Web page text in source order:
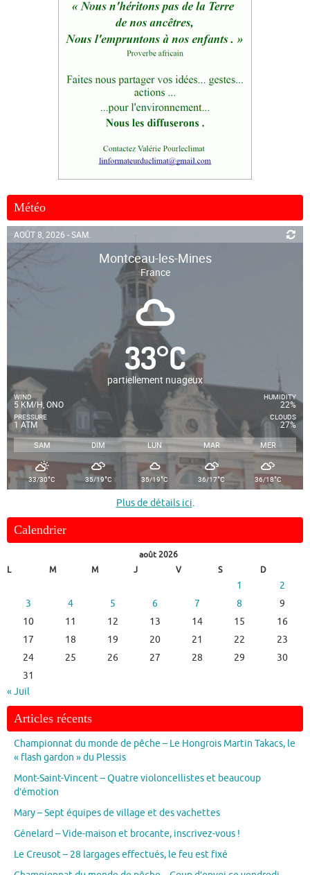
Météo
AOÛT 8, 2026 - SAM.
Montceau-les-Mines
France
33°C
partiellement nuageux
WIND
5 KM/H, ONO
PRESSURE
1 ATM
HUMIDITY
22%
CLOUDS
27%
SAM DIM LUN MAR MER
33/30°C 35/19°C 35/19°C 36/17°C 36/18°C
Plus de détails ici.
Calendrier
août 2026
L
M M J V S D
1
2
3
4 5 6 7 8
9
10
11 12 13 14 15
16
17
18 19 20 21 22
23
24
25 26 27 28 29
30
31
« Juil
Articles récents
Championnat du monde de pêche – Le Hongrois Martin Takacs, le
« flash gardon » du Plessis
Mont-Saint-Vincent – Quatre violoncellistes et beaucoup
d’émotion
Mary – Sept équipes de village et des vachettes
Génelard – Vide-maison et brocante, inscrivez-vous !
Le Creusot – 28 largages effectués, le feu est fixé